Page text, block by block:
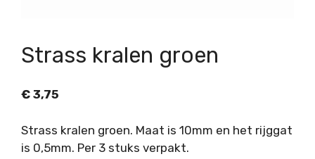
Strass kralen groen
€ 3,75
Strass kralen groen. Maat is 10mm en het rijggat
is 0,5mm. Per 3 stuks verpakt.